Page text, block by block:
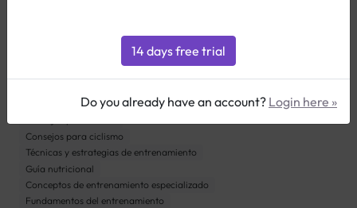
Entrenamiento y rendimiento
Consejos para triatlón
Consejos para ciclismo
Técnicas y estrategias de entrenamiento
Guía nutricional
Conceptos de entrenamiento especializado
Fundamentos del entrenamiento
Do you already have an account? Login here »